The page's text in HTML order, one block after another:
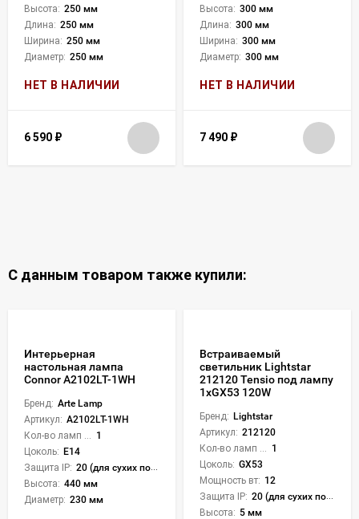
Высота: 250 мм
Длина: 250 мм
Ширина: 250 мм
Диаметр: 250 мм
НЕТ В НАЛИЧИИ
6 590 ₽
Высота: 300 мм
Длина: 300 мм
Ширина: 300 мм
Диаметр: 300 мм
НЕТ В НАЛИЧИИ
7 490 ₽
С данным товаром также купили:
Интерьерная
настольная лампа
Connor A2102LT-1WH
Бренд: Arte Lamp
Артикул: A2102LT-1WH
1
Цоколь: E14
Защита IP: 20 (для сухих пом.)
Высота: 440 мм
Диаметр: 230 мм
Встраиваемый
светильник Lightstar
212120 Tensio под лампу
1xGX53 120W
Бренд: Lightstar
Артикул: 212120
1
Цоколь: GX53
Мощность вт: 12
Защита IP: 20 (для сухих пом.)
Высота: 5 мм